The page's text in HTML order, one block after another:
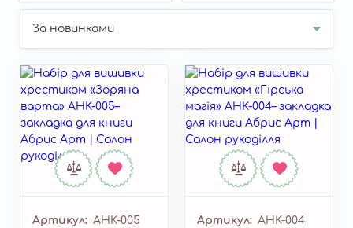
Артикул AHK-005 Артикул AHK-004